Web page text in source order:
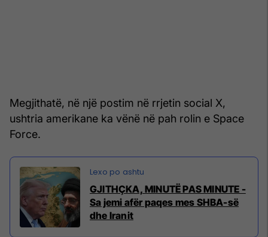
Megjithatë, në një postim në rrjetin social X,
ushtria amerikane ka vënë në pah rolin e Space
Force.
GJITHÇKA, MINUTË PAS MINUTE -
Sa jemi afër paqes mes SHBA-së
dhe Iranit